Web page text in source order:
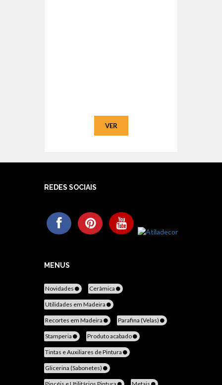
VER
REDES SOCIAIS
MENUS
Novidades Cerâmica
Utilidades em Madeira
Recortes em Madeira Parafina (Velas)
Stamperia Produto acabado
Tintas e Auxiliares de Pintura
Glicerina (Sabonetes)